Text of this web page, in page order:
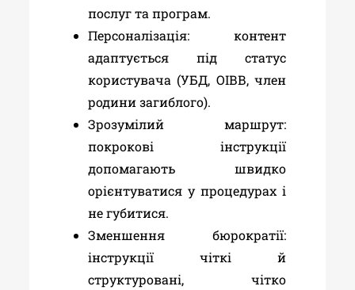
послуг та програм.
Персоналізація: контент
адаптується під статус
користувача (УБД, ОІВВ, член
родини загиблого).
Зрозумілий маршрут:
покрокові інструкції
допомагають швидко
орієнтуватися у процедурах і
не губитися.
Зменшення бюрократії:
інструкції чіткі й
структуровані, чітко